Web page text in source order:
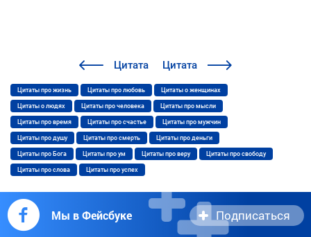
Цитата Цитата
Цитаты про жизнь Цитаты про любовь Цитаты о женщинах
Цитаты о людях Цитаты про человека Цитаты про мысли
Цитаты про время Цитаты про счастье Цитаты про мужчин
Цитаты про душу Цитаты про смерть Цитаты про деньги
Цитаты про Бога Цитаты про ум Цитаты про веру Цитаты про свободу
Цитаты про слова Цитаты про успех
Мы в Фейсбуке Подписаться